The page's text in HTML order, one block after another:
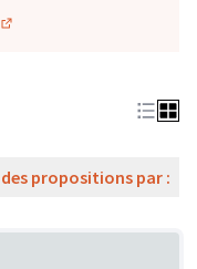
propositions par :